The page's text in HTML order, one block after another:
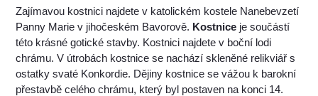
Zajímavou kostnici najdete v katolickém kostele Nanebevzetí
Panny Marie v jihočeském Bavorově. Kostnice je součástí
této krásné gotické stavby. Kostnici najdete v boční lodi
chrámu. V útrobách kostnice se nachází skleněné relikviář s
ostatky svaté Konkordie. Dějiny kostnice se vážou k barokní
přestavbě celého chrámu, který byl postaven na konci 14.